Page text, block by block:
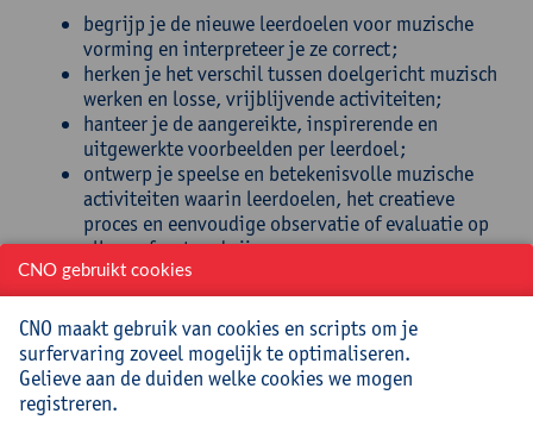
begrijp je de nieuwe leerdoelen voor muzische
vorming en interpreteer je ze correct;
herken je het verschil tussen doelgericht muzisch
werken en losse, vrijblijvende activiteiten;
hanteer je de aangereikte, inspirerende en
uitgewerkte voorbeelden per leerdoel;
ontwerp je speelse en betekenisvolle muzische
activiteiten waarin leerdoelen, het creatieve
proces en eenvoudige observatie of evaluatie op
elkaar afgestemd zijn;
pas je bestaande activiteiten aan zodat ze bewust
en doelgericht bijdragen aan de nieuwe
leerdoelen;
plan en begeleid je bewust en met meer
vertrouwen muzische momenten in de
kleuterklas;
CNO gebruikt cookies
CNO maakt gebruik van cookies en scripts om je
surfervaring zoveel mogelijk te optimaliseren.
Gelieve aan de duiden welke cookies we mogen
registreren.